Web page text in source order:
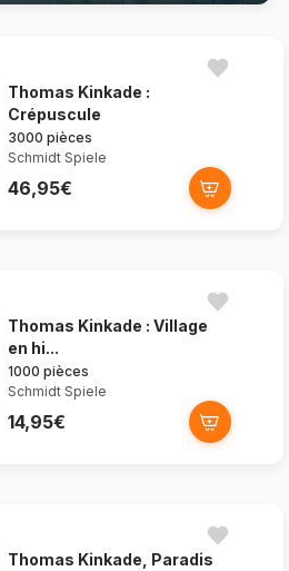
Thomas Kinkade :
Crépuscule
3000 pièces
Schmidt Spiele
46,95€
Thomas Kinkade : Village
en hi...
1000 pièces
Schmidt Spiele
14,95€
Thomas Kinkade, Paradis